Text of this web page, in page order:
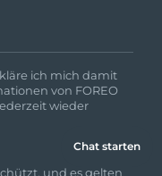
ich mich damit
von FOREO
wieder
und es gelten
Chat starten